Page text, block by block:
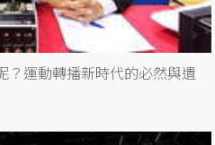
？運動轉播新時代的必然與遺